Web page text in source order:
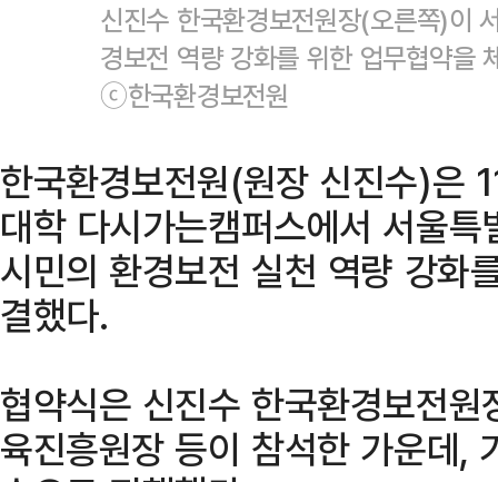
신진수 한국환경보전원장(오른쪽)이
경보전 역량 강화를 위한 업무협약을
ⓒ한국환경보전원
한국환경보전원(원장 신진수)은
대학 다시가는캠퍼스에서 서울특
시민의 환경보전 실천 역량 강화
결했다.
협약식은 신진수 한국환경보전
육진흥원장 등이 참석한 가운데,